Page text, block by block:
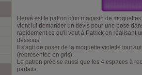
Hervé est le patron d'un magasin de
vient lui demander un devis pour une pose
rapidement ce qu'il veut à Patrick en réalisant
dessous.
Il s'agit de poser de la moquette violette tout
(représentée en gris).
Le patron précise aussi que les 4 espaces à
parfaits.